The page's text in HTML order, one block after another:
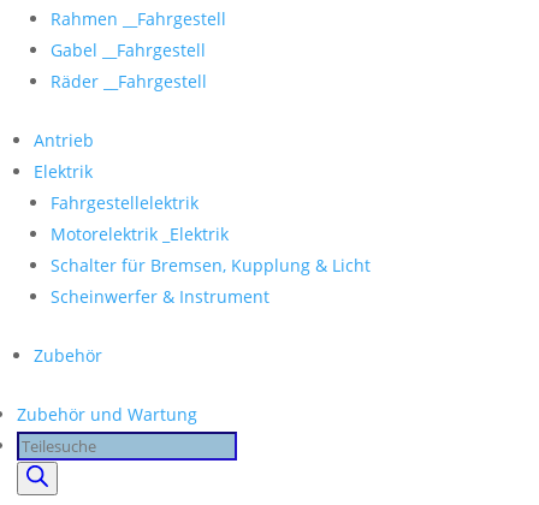
Rahmen __Fahrgestell
Gabel __Fahrgestell
Räder __Fahrgestell
Antrieb
Elektrik
Fahrgestellelektrik
Motorelektrik _Elektrik
Schalter für Bremsen, Kupplung & Licht
Scheinwerfer & Instrument
Zubehör
Zubehör und Wartung
Products
search